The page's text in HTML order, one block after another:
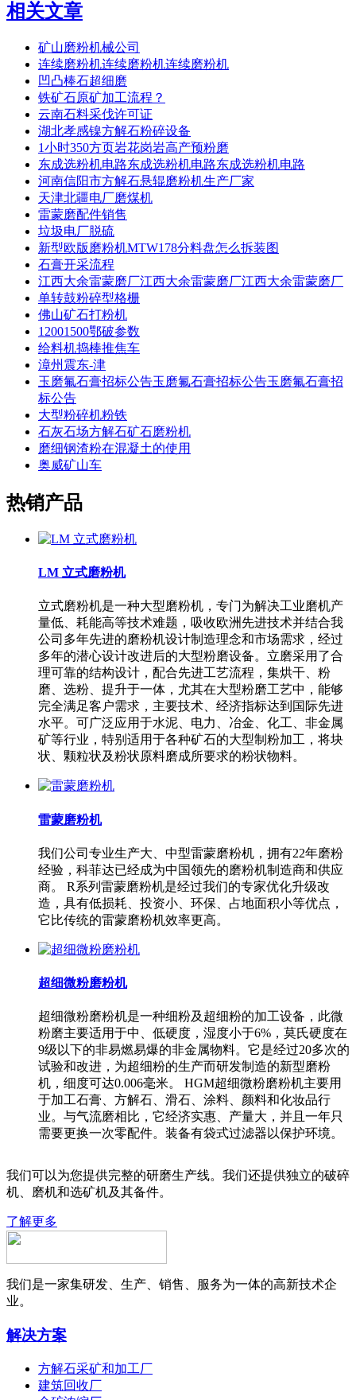
相关文章
矿山磨粉机械公司
连续磨粉机连续磨粉机连续磨粉机
凹凸棒石超细磨
铁矿石原矿加工流程？
云南石料采伐许可证
湖北孝感镍方解石粉碎设备
1小时350方页岩花岗岩高产预粉磨
东成选粉机电路东成选粉机电路东成选粉机电路
河南信阳市方解石悬辊磨粉机生产厂家
天津北疆电厂磨煤机
雷蒙磨配件销售
垃圾电厂脱硫
新型欧版磨粉机MTW178分料盘怎么拆装图
石膏开采流程
江西大余雷蒙磨厂江西大余雷蒙磨厂江西大余雷蒙磨厂
单转鼓粉碎型格栅
佛山矿石打粉机
12001500鄂破参数
给料机捣棒推焦车
漳州震东-津
玉磨氟石膏招标公告玉磨氟石膏招标公告玉磨氟石膏招
标公告
大型粉碎机粉铁
石灰石场方解石矿石磨粉机
磨细钢渣粉在混凝土的使用
奥威矿山车
热销产品
LM 立式磨粉机
立式磨粉机是一种大型磨粉机，专门为解决工业磨机产
量低、耗能高等技术难题，吸收欧洲先进技术并结合我
公司多年先进的磨粉机设计制造理念和市场需求，经过
多年的潜心设计改进后的大型粉磨设备。立磨采用了合
理可靠的结构设计，配合先进工艺流程，集烘干、粉
磨、选粉、提升于一体，尤其在大型粉磨工艺中，能够
完全满足客户需求，主要技术、经济指标达到国际先进
水平。可广泛应用于水泥、电力、冶金、化工、非金属
矿等行业，特别适用于各种矿石的大型制粉加工，将块
状、颗粒状及粉状原料磨成所要求的粉状物料。
雷蒙磨粉机
我们公司专业生产大、中型雷蒙磨粉机，拥有22年磨粉
经验，科菲达已经成为中国领先的磨粉机制造商和供应
商。 R系列雷蒙磨粉机是经过我们的专家优化升级改
造，具有低损耗、投资小、环保、占地面积小等优点，
它比传统的雷蒙磨粉机效率更高。
超细微粉磨粉机
超细微粉磨粉机是一种细粉及超细粉的加工设备，此微
粉磨主要适用于中、低硬度，湿度小于6%，莫氏硬度在
9级以下的非易燃易爆的非金属物料。它是经过20多次的
试验和改进，为超细粉的生产而研发制造的新型磨粉
机，细度可达0.006毫米。 HGM超细微粉磨粉机主要用
于加工石膏、方解石、滑石、涂料、颜料和化妆品行
业。与气流磨相比，它经济实惠、产量大，并且一年只
需要更换一次零配件。装备有袋式过滤器以保护环境。
我们可以为您提供完整的研磨生产线。我们还提供独立的破碎
机、磨机和选矿机及其备件。
了解更多
我们是一家集研发、生产、销售、服务为一体的高新技术企
业。
解决方案
方解石采矿和加工厂
建筑回收厂